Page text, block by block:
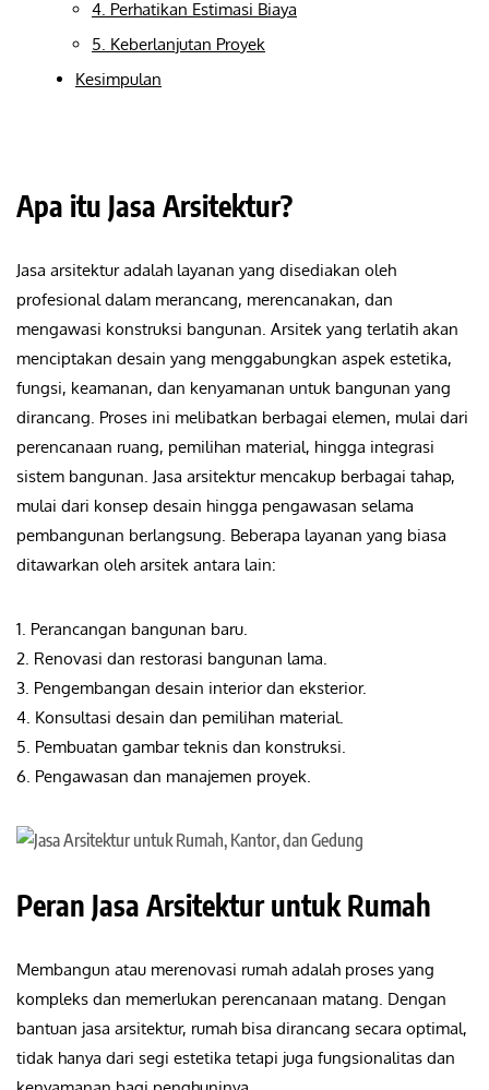
4. Perhatikan Estimasi Biaya
5. Keberlanjutan Proyek
Kesimpulan
Apa itu Jasa Arsitektur?
Jasa arsitekturadalah layanan yang disediakan oleh
profesional dalam merancang, merencanakan, dan
mengawasi konstruksi bangunan. Arsitek yang terlatih akan
menciptakan desain yang menggabungkan aspek estetika,
fungsi, keamanan, dan kenyamanan untuk bangunan yang
dirancang. Proses ini melibatkan berbagai elemen, mulai dari
perencanaan ruang, pemilihan material, hingga integrasi
sistem bangunan. Jasa arsitektur mencakup berbagai tahap,
mulai dari konsep desain hingga pengawasan selama
pembangunan berlangsung. Beberapa layanan yang biasa
ditawarkan oleh arsitek antara lain:
1. Perancangan bangunan baru.
2. Renovasi dan restorasi bangunan lama.
3. Pengembangan desain interior dan eksterior.
4. Konsultasi desain dan pemilihan material.
5. Pembuatan gambar teknis dan konstruksi.
6. Pengawasan dan manajemen proyek.
Peran Jasa Arsitektur untuk Rumah
Membangun atau merenovasi rumah adalah proses yang
kompleks dan memerlukan perencanaan matang. Dengan
bantuan jasa arsitektur, rumah bisa dirancang secara optimal,
tidak hanya dari segi estetika tetapi juga fungsionalitas dan